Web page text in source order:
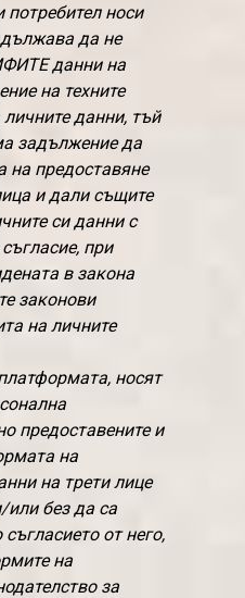
носи
да не
данни на
на техните
данни, тъй
задължение да
на предоставяне
и дали същите
си данни с
при
в закона
законови
на личните
носят
предоставените и
на
на трети лице
или без да са
от него,
на
за